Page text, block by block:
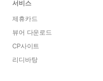
서비스
제휴카드
뷰어 다운로드
CP사이트
리디바탕